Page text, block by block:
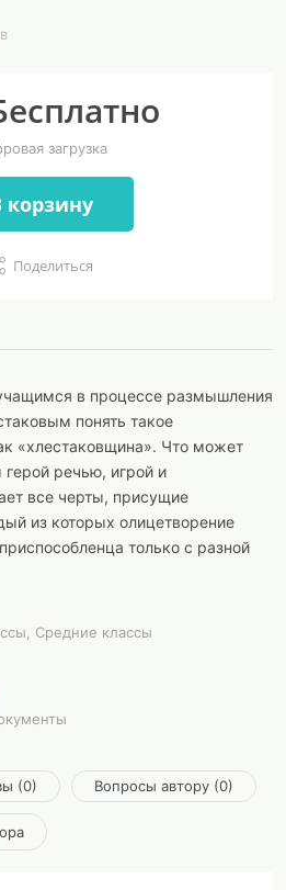
загрузка
корзину
Поделиться
в процессе размышления
понять такое
«хлестаковщина». Что может
речью, игрой и
все черты, присущие
из которых олицетворение
только с разной
Средние классы
(0) Вопросы автору (0)